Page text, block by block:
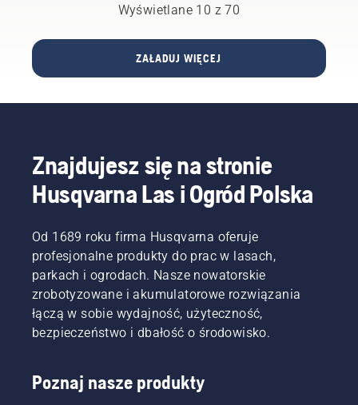
Ta
strona
użytkowanie
komercyjnego
robota
koszącego
technologią
Husqvarna
EPOS®.
o swojej
z
Liverpool
klubem
Wyświetlane 10 z 70
ZAŁADUJ WIĘCEJ
Znajdujesz się na stronie
Husqvarna Las i Ogród Polska
Od 1689 roku firma Husqvarna oferuje
profesjonalne produkty do prac w lasach,
parkach i ogrodach. Nasze nowatorskie
zrobotyzowane i akumulatorowe rozwiązania
łączą w sobie wydajność, użyteczność,
bezpieczeństwo i dbałość o środowisko.
Poznaj nasze produkty